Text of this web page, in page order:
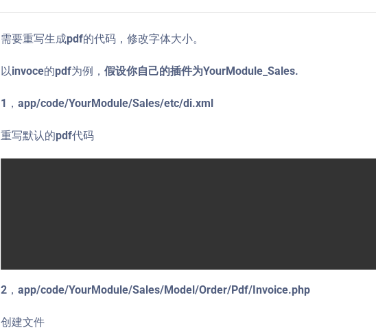
需要重写生成pdf的代码，修改字体大小。
以invoce的pdf为例， 假设你自己的插件为YourModule_Sales.
1，app/code/YourModule/Sales/etc/di.xml
重写默认的pdf代码
2，app/code/YourModule/Sales/Model/Order/Pdf/Invoice.php
创建文件